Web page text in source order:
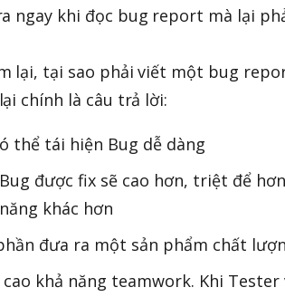
ngay khi đọc bug report mà lại
lại, tại sao phải viết một bug
chính là câu trả lời:
thể tái hiện Bug dễ dàng
được fix sẽ cao hơn, triệt để
khác hơn
đưa ra một sản phẩm chất
cao khả năng teamwork. Khi